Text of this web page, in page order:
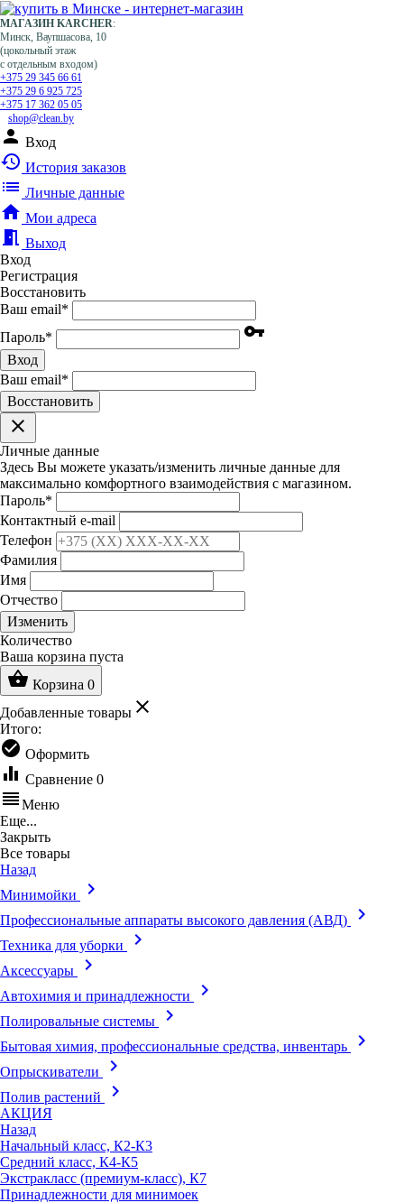
МАГАЗИН KARCHER:
Минск, Ваупшасова, 10
(цокольный этаж
с отдельным входом)
+375 29 345 66 61
+375 29 6 925 725
+375 17 362 05 05
shop@clean.by
person Вход
history История заказов
list Личные данные
home Мои адреса
meeting_room Выход
Вход
Регистрация
Восстановить
Ваш email*
Пароль* vpn_key
Вход
Ваш email*
Воcстановить
clear
Личные данные
Здесь Вы можете указать/изменить личные данные для
максимально комфортного взаимодействия с магазином.
Пароль*
Контактный e-mail
Телефон
Фамилия
Имя
Отчество
Изменить
Количество
Ваша корзина пуста
shopping_basket Корзина 0
Добавленные товары clear
Итого:
check_circle Оформить
equalizer Сравнение 0
reorderМеню
Еще...
Закрыть
Все товары
Назад
Минимойки
keyboard_arrow_right
Профессиональные аппараты высокого давления (АВД) keyboard_arrow_right
Техника для уборки keyboard_arrow_right
Аксессуары keyboard_arrow_right
Автохимия и принадлежности keyboard_arrow_right
Полировальные системы keyboard_arrow_right
Бытовая химия, профессиональные средства, инвентарь keyboard_arrow_right
Опрыскиватели keyboard_arrow_right
Полив растений keyboard_arrow_right
АКЦИЯ
Назад
Начальный класс, К2-К3
Средний класс, К4-К5
Экстракласс (премиум-класс), К7
Принадлежности для минимоек